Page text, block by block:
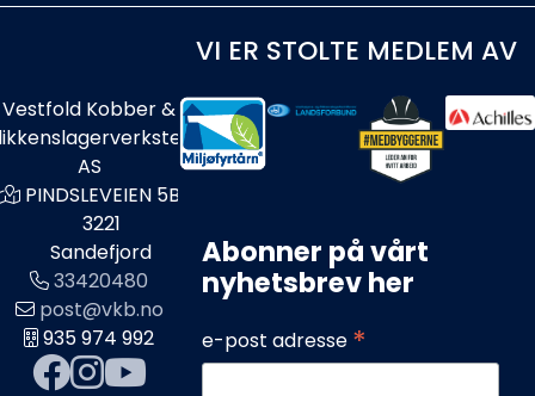
VI ER STOLTE MEDLEM AV
Vestfold Kobber &
AS
PINDSLEVEIEN 5B
3221
Sandefjord
33420480
post@vkb.no
935 974 992
Abonner på vårt
nyhetsbrev her
e-post adresse *